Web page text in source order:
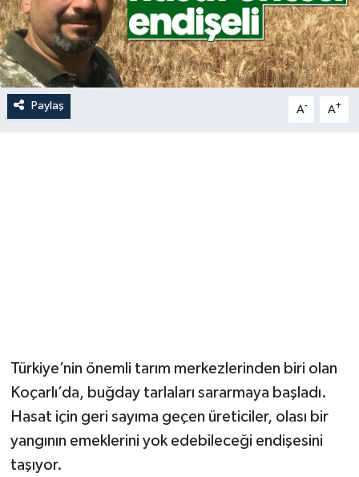
Paylaş A- A+
Türkiye’nin önemli tarım merkezlerinden biri olan
Koçarlı’da, buğday tarlaları sararmaya başladı.
Hasat için geri sayıma geçen üreticiler, olası bir
yangının emeklerini yok edebileceği endişesini
taşıyor.